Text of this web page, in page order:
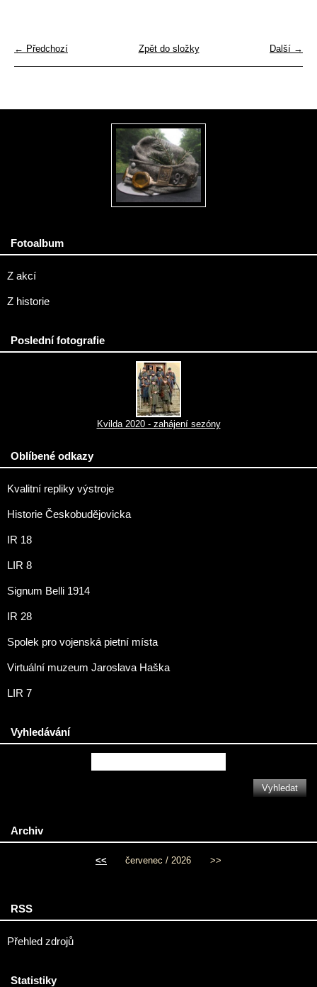
← Předchozí Další →
Zpět do složky
Fotoalbum
Z akcí
Z historie
Poslední fotografie
Kvilda 2020 - zahájení sezóny
Oblíbené odkazy
Kvalitní repliky výstroje
Historie Českobudějovicka
IR 18
LIR 8
Signum Belli 1914
IR 28
Spolek pro vojenská pietní místa
Virtuální muzeum Jaroslava Haška
LIR 7
Vyhledávání
Archiv
<< červenec / 2026 >>
RSS
Přehled zdrojů
Statistiky